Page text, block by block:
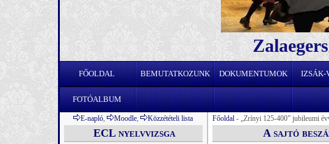
FŐOLDAL BEMUTATKOZUNK DOKUMENTUMOK IZSÁK-
FOTÓALBUM
E-napló, Moodle, Közzétételi lista
ECL nyelvvizsga
Főoldal- „Zrínyi 125-400”jubileumi
A sajtó